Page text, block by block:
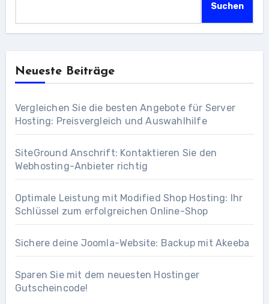
Suchen
Neueste Beiträge
Vergleichen Sie die besten Angebote für Server
Hosting: Preisvergleich und Auswahlhilfe
SiteGround Anschrift: Kontaktieren Sie den
Webhosting-Anbieter richtig
Optimale Leistung mit Modified Shop Hosting: Ihr
Schlüssel zum erfolgreichen Online-Shop
Sichere deine Joomla-Website: Backup mit Akeeba
Sparen Sie mit dem neuesten Hostinger
Gutscheincode!